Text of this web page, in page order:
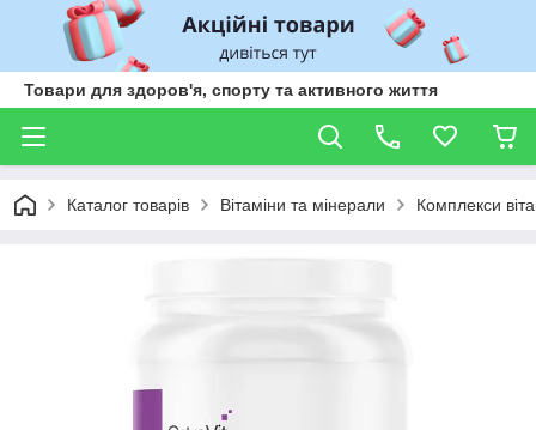
Товари для здоров'я, спорту та активного життя
Каталог товарів Вітаміни та мінерали Комплекси